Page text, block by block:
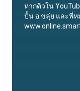
หากติวใน
ปั้น อ.ขลุ่ย และพี่ห